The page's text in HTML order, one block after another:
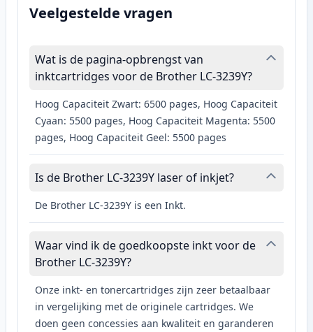
Veelgestelde vragen
Wat is de pagina-opbrengst van
inktcartridges voor de Brother LC-3239Y?
Hoog Capaciteit Zwart: 6500 pages, Hoog Capaciteit
Cyaan: 5500 pages, Hoog Capaciteit Magenta: 5500
pages, Hoog Capaciteit Geel: 5500 pages
Is de Brother LC-3239Y laser of inkjet?
De Brother LC-3239Y is een Inkt.
Waar vind ik de goedkoopste inkt voor de
Brother LC-3239Y?
Onze inkt- en tonercartridges zijn zeer betaalbaar
in vergelijking met de originele cartridges. We
doen geen concessies aan kwaliteit en garanderen